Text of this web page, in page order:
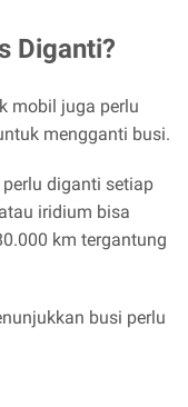
Diganti?
mobil juga perlu
mengganti busi.
diganti setiap
iridium bisa
km tergantung
busi perlu